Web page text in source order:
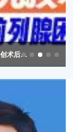
前列腺增生，差点把膀胱憋坏！63岁大爷微创术后畅快排尿！
区委、区政府关于医疗
求，持续推进医疗卫生
实维护患者合法权益，
箱予以公布
2025-03-31